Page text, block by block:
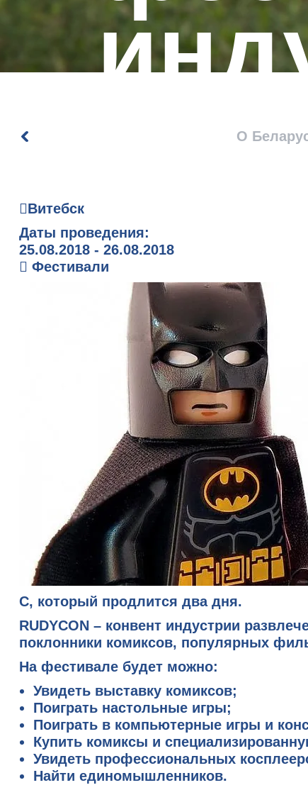
О
Витебск
Даты проведения:
25.08.2018 - 26.08.2018
Фестивали
C, который продлится два дня.
RUDYCON – конвент индустрии
поклонники комиксов, популярных
На фестивале будет можно:
Увидеть выставку комиксов;
Поиграть настольные игры;
Поиграть в компьютерные игры и
Купить комиксы и
Увидеть профессиональных
Найти единомышленников.